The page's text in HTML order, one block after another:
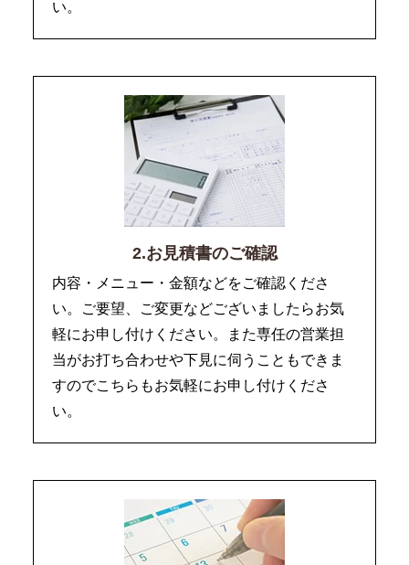
い。
2.お見積書のご確認
内容・メニュー・金額などをご確認くださ
い。ご要望、ご変更などございましたらお気
軽にお申し付けください。また専任の営業担
当がお打ち合わせや下見に伺うこともできま
すのでこちらもお気軽にお申し付けくださ
い。